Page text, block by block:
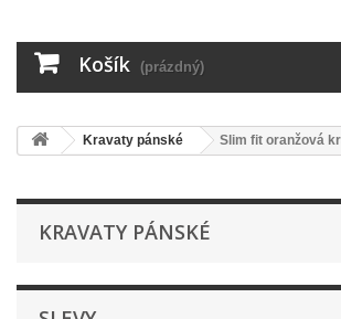
Košík (prázdný)
Kravaty pánské Slim fit oranžová
KRAVATY PÁNSKÉ